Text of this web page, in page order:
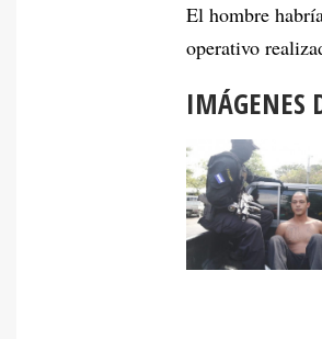
El hombre
operativo
IMÁGENES